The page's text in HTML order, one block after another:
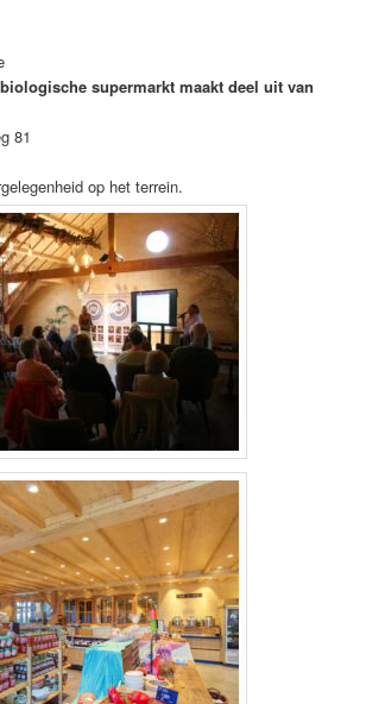
supermarkt maakt deel uit van
81
op het terrein.